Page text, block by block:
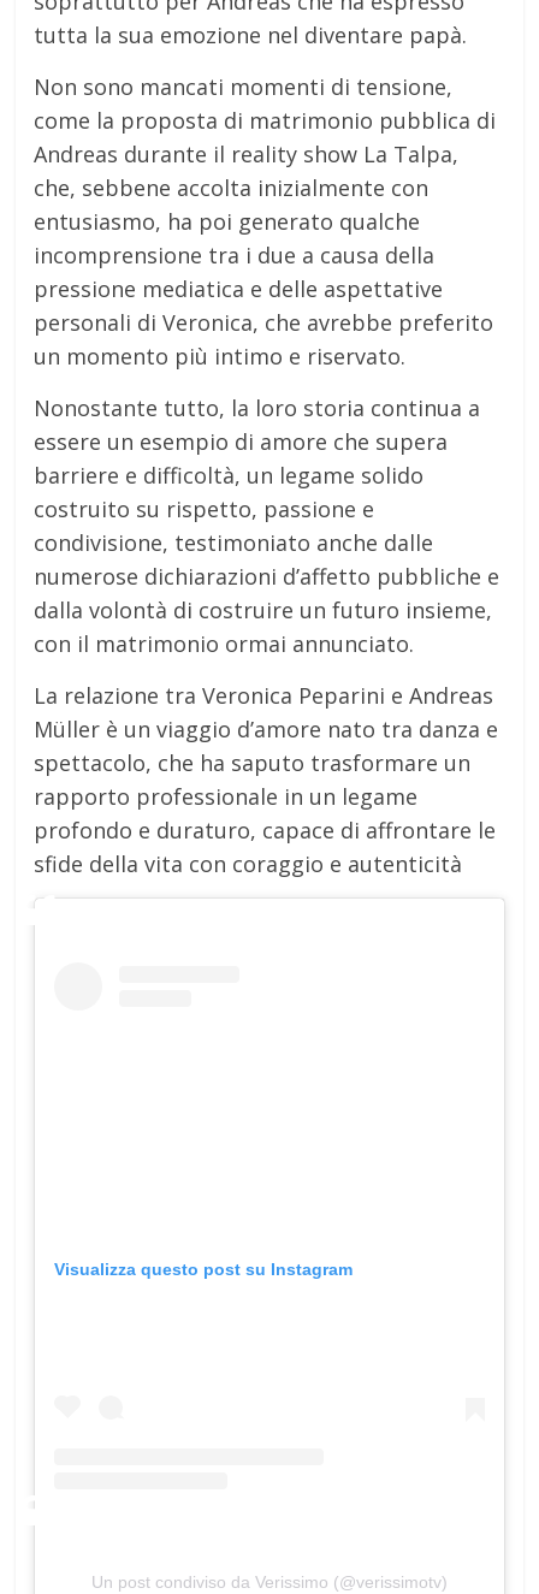
tutta la sua emozione nel diventare papà.
Non sono mancati momenti di tensione,
come la proposta di matrimonio pubblica di
Andreas durante il reality show La Talpa,
che, sebbene accolta inizialmente con
entusiasmo, ha poi generato qualche
incomprensione tra i due a causa della
pressione mediatica e delle aspettative
personali di Veronica, che avrebbe preferito
un momento più intimo e riservato.
Nonostante tutto, la loro storia continua a
essere un esempio di amore che supera
barriere e difficoltà, un legame solido
costruito su rispetto, passione e
condivisione, testimoniato anche dalle
numerose dichiarazioni d’affetto pubbliche e
dalla volontà di costruire un futuro insieme,
con il matrimonio ormai annunciato.
La relazione tra Veronica Peparini e Andreas
Müller è un viaggio d’amore nato tra danza e
spettacolo, che ha saputo trasformare un
rapporto professionale in un legame
profondo e duraturo, capace di affrontare le
sfide della vita con coraggio e autenticità
Visualizza questo post su Instagram
Un post condiviso da Verissimo (@verissimotv)